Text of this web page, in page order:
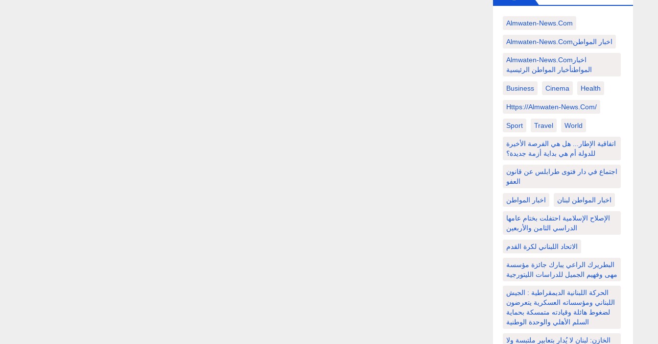
Almwaten-News.com
Almwaten-News.comاخبار المواطن
Almwaten-News.comاخبار
المواطنأخبار المواطن الرئيسية
Business Cinema Health
Https://almwaten-News.com/
Sport Travel World
اتفاقية الإطار... هل هي الفرصة الأخيرة
للدولة أم هي بداية أزمة جديدة؟
اجتماع في دار فتوى طرابلس عن قانون
العفو
اخبار المواطن اخبار المواطن لبنان
الإصلاح الإسلامية احتفلت بختام عامها
الدراسي الثامن والأربعين
الاتحاد اللبناني لكرة القدم
البطريرك الراعي يبارك جائزة مؤسسة
مهى وفهيم الجميل للدراسات الليتورجية
الحركة اللبنانية الديمقراطية : الجيش
اللبناني ومؤسساته العسكرية يتعرضون
لضغوط هائلة وقيادته متمسكة بحماية
السلم الأهلي والوحدة الوطنية
الخازن: لبنان لا يُدار بتعابير ملتبسة ولا